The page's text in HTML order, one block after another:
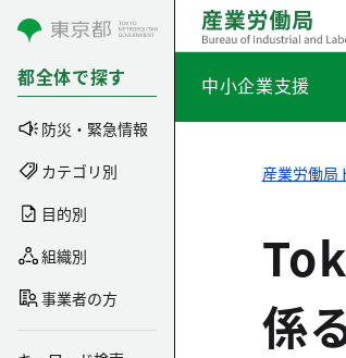
コンテンツにスキップ
都全体で探す
防災・緊急情報
カテゴリ別
目的別
組織別
事業者の方
中小企業支援
産業労働局
係